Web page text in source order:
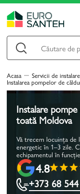
Acasa Servicii de instalare
Instalarea pompelor de
Instalare
toată Moldova
Vă trecem locuința de
energetic în 1–3 zile.
echipamentul în
4.8
+373 68